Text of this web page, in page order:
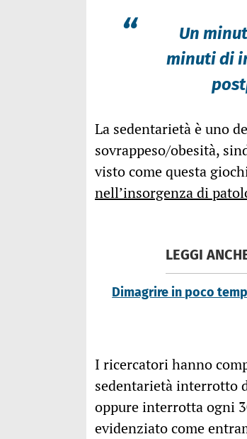
“
Un
minuti di
La sedentarietà è uno
sovrappeso/obesità,
visto come questa
nell’insorgenza di
LEGGI
Dimagrire in poco
I ricercatori hanno
sedentarietà interrotto
oppure interrotta ogni
evidenziato come